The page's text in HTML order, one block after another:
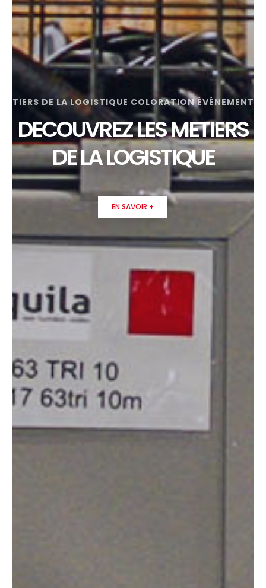
DE LA LOGISTIQUE COLORATION
DECOUVREZ LES METIERS
DE LA LOGISTIQUE
EN SAVOIR +